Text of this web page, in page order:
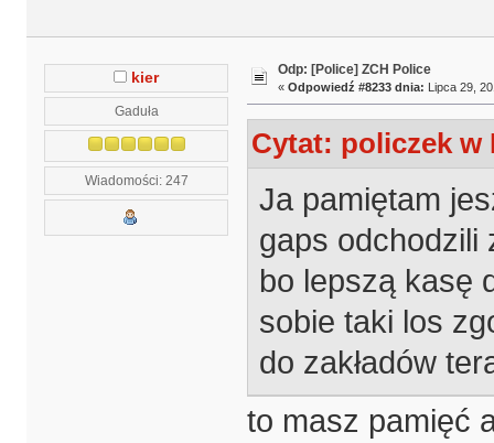
kier
Gaduła
Wiadomości: 247
Odp: [Police] ZCH Police
« Odpowiedź #8233 dnia: Lipca 29,
Cytat: policzek w
Ja pamiętam
gaps odchodzili
bo lepszą kasę
sobie taki los
do zakładów
to masz pamięć